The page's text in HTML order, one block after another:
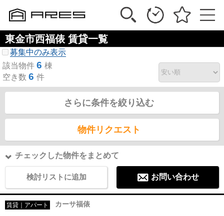
東金市西福俵 賃貸一覧
募集中のみ表示
該当物件 6 棟
空き数 6 件
さらに条件を絞り込む
物件リクエスト
チェックした物件をまとめて
検討リストに追加 お問い合わせ
賃貸｜アパート カーサ福俵